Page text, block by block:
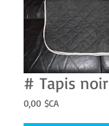
# Tapis noir
0,00 $CA